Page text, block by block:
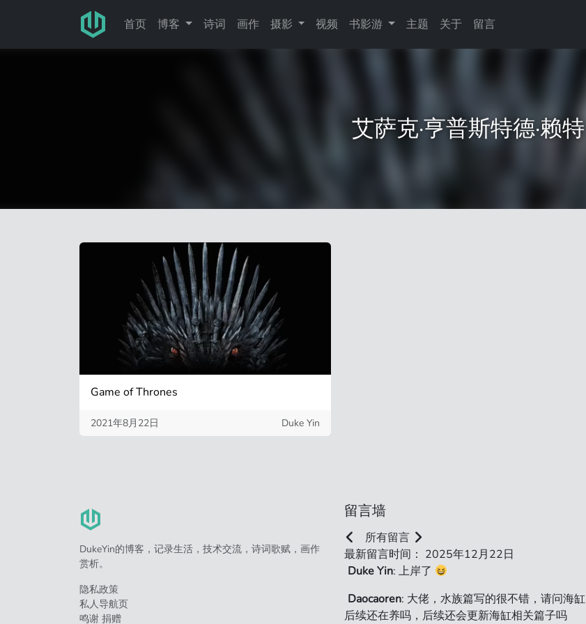
首页
博客 诗词 画作 摄影 视频 书影游 主题 关于 留言
艾萨克·亨普斯特德·赖特
Game of Thrones
2021年8月22日 Duke Yin
DukeYin的博客，记录生活，技术交流，诗词歌赋，画作
赏析。
隐私政策
私人导航页
鸣谢 捐赠
留言墙
所有留言
最新留言时间： 2025年12月22日
Duke Yin: 上岸了
Daocaoren: 大佬，水族篇写的很不错，请问海缸
后续还在养吗，后续还会更新海缸相关篇子吗